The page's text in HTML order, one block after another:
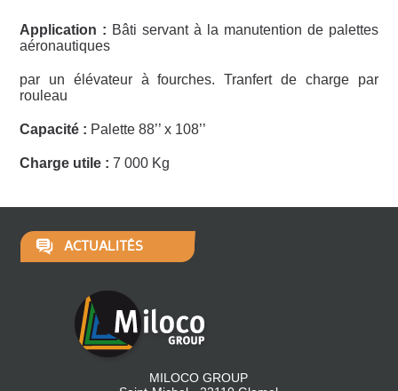
Application : Bâti servant à la manutention de palettes
aéronautiques
par un élévateur à fourches. Tranfert de charge par
rouleau
Capacité : Palette 88’’ x 108’’
Charge utile :7 000 Kg
ACTUALITÉS
MILOCO GROUP